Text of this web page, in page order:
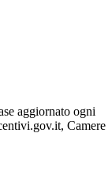
aggiornato ogni
Camere